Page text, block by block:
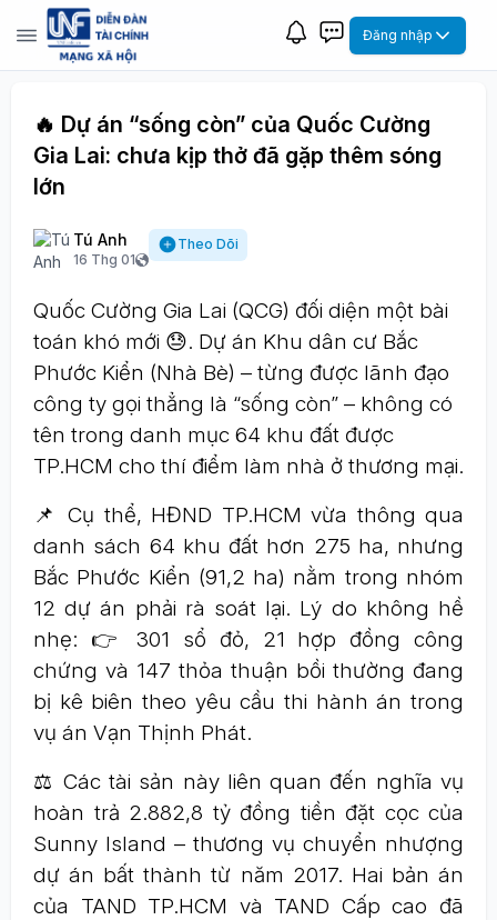
Đăng nhập
🔥 Dự án “sống còn” của Quốc Cường
Gia Lai: chưa kịp thở đã gặp thêm sóng
lớn
Tú Anh
16 Thg 01
Theo Dõi
Quốc Cường Gia Lai (QCG) đối diện một bài
toán khó mới 😓. Dự án Khu dân cư Bắc
Phước Kiển (Nhà Bè) – từng được lãnh đạo
công ty gọi thẳng là “sống còn” – không có
tên trong danh mục 64 khu đất được
TP.HCM cho thí điểm làm nhà ở thương mại.
📌 Cụ thể, HĐND TP.HCM vừa thông qua
danh sách 64 khu đất hơn 275 ha, nhưng
Bắc Phước Kiển (91,2 ha) nằm trong nhóm
12 dự án phải rà soát lại. Lý do không hề
nhẹ: 👉 301 sổ đỏ, 21 hợp đồng công
chứng và 147 thỏa thuận bồi thường đang
bị kê biên theo yêu cầu thi hành án trong
vụ án Vạn Thịnh Phát.
⚖️ Các tài sản này liên quan đến nghĩa vụ
hoàn trả 2.882,8 tỷ đồng tiền đặt cọc của
Sunny Island – thương vụ chuyển nhượng
dự án bất thành từ năm 2017. Hai bản án
của TAND TP.HCM và TAND Cấp cao đã